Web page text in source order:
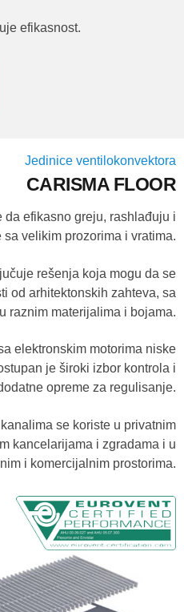
efikasnost.
Jedinice ventilokonvektora
CARISMA FLOOR
efikasno greju, rashlađuju i
velikim prozorima i vratima.
rešenja koja mogu da se
od arhitektonskih zahteva, sa
raznim materijalima i bojama.
elektronskim motorima niske
je široki izbor kontrola i
opreme za regulisanje.
se koriste u privatnim
kancelarijama i zgradama i u
i komercijalnim prostorima.